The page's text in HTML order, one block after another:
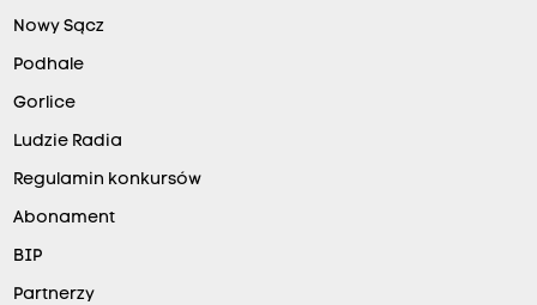
Nowy Sącz
Podhale
Gorlice
Ludzie Radia
Regulamin konkursów
Abonament
BIP
Partnerzy